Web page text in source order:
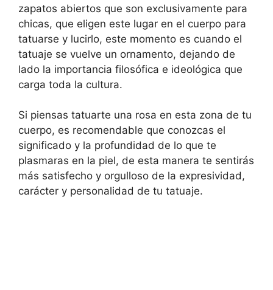
zapatos abiertos que son exclusivamente para
chicas, que eligen este lugar en el cuerpo para
tatuarse y lucirlo, este momento es cuando el
tatuaje se vuelve un ornamento, dejando de
lado la importancia filosófica e ideológica que
carga toda la cultura.
Si piensas tatuarte una rosa en esta zona de tu
cuerpo, es recomendable que conozcas el
significado y la profundidad de lo que te
plasmaras en la piel, de esta manera te sentirás
más satisfecho y orgulloso de la expresividad,
carácter y personalidad de tu tatuaje.